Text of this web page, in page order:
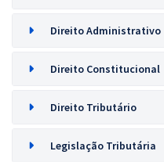
Direito Administrativo
Direito Constitucional
Direito Tributário
Legislação Tributária